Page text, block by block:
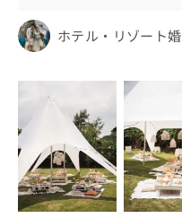
ホテル・リゾート婚